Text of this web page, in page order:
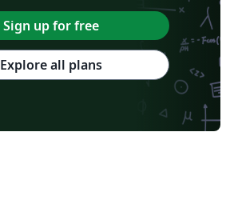
Sign up for free
Explore all plans